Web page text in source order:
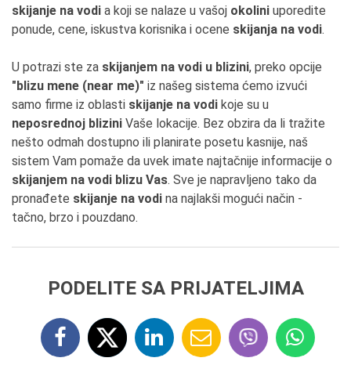
skijanje na vodi a koji se nalaze u vašoj okolini uporedite
ponude, cene, iskustva korisnika i ocene skijanja na vodi.
U potrazi ste za skijanjem na vodi u blizini, preko opcije
"blizu mene (near me)" iz našeg sistema ćemo izvući
samo firme iz oblasti skijanje na vodi koje su u
neposrednoj blizini Vaše lokacije. Bez obzira da li tražite
nešto odmah dostupno ili planirate posetu kasnije, naš
sistem Vam pomaže da uvek imate najtačnije informacije o
skijanjem na vodi blizu Vas. Sve je napravljeno tako da
pronađete skijanje na vodi na najlakši mogući način -
tačno, brzo i pouzdano.
PODELITE SA PRIJATELJIMA